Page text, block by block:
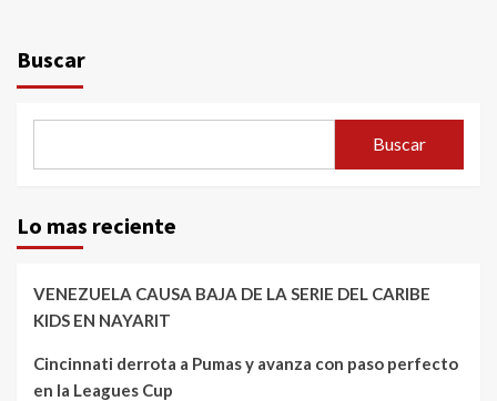
Buscar
Buscar
Lo mas reciente
VENEZUELA CAUSA BAJA DE LA SERIE DEL CARIBE
KIDS EN NAYARIT
Cincinnati derrota a Pumas y avanza con paso perfecto
en la Leagues Cup